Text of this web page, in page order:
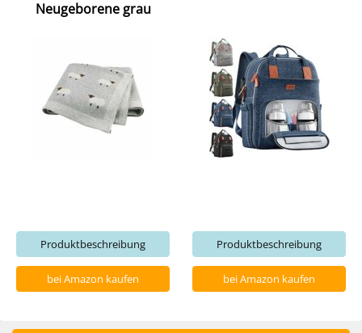
Neugeborene grau
Produktbeschreibung
bei Amazon kaufen
Produktbeschreibung
bei Amazon kaufen